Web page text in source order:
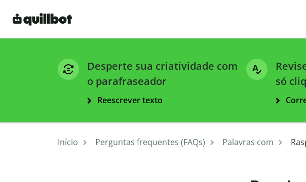
Desperte sua criatividade com
o parafraseador
Reescrever texto
só
Início Perguntas frequentes (FAQs) Palavras com